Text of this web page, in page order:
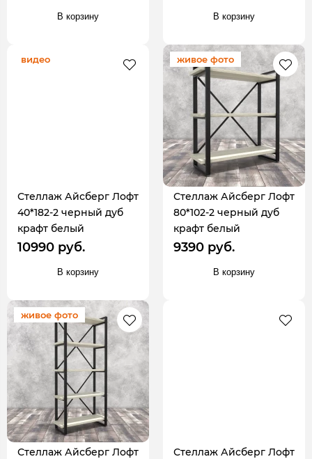
В корзину В корзину
видео
Стеллаж Айсберг Лофт
40*182-2 черный дуб
крафт белый
10990 руб.
В корзину
живое фото
Стеллаж Айсберг Лофт
80*102-2 черный дуб
крафт белый
9390 руб.
В корзину
живое фото
Стеллаж Айсберг Лофт
Стеллаж Айсберг Лофт